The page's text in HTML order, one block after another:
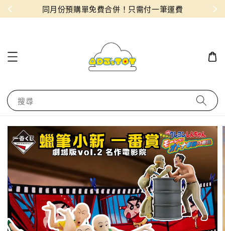
！ 同月份預購單免費合併！只需付一筆運費
搜尋